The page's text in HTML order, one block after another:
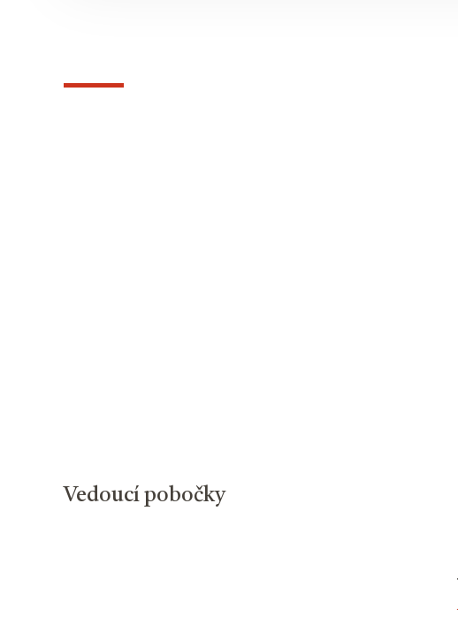
Vedoucí pobočky